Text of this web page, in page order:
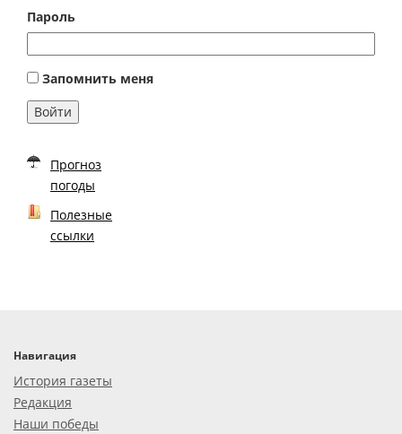
Пароль
Запомнить меня
Войти
Прогноз
погоды
Полезные
ссылки
Навигация
История газеты
Редакция
Наши победы